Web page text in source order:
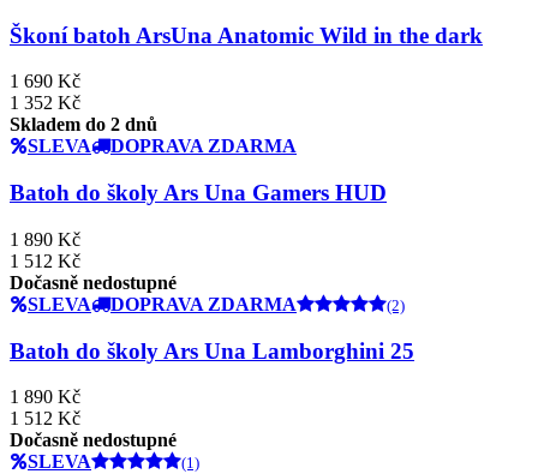
Škoní batoh ArsUna Anatomic Wild in the dark
1 690 Kč
1 352 Kč
Skladem do 2 dnů
SLEVA
DOPRAVA ZDARMA
Batoh do školy Ars Una Gamers HUD
1 890 Kč
1 512 Kč
Dočasně nedostupné
SLEVA
DOPRAVA ZDARMA (2)
Batoh do školy Ars Una Lamborghini 25
1 890 Kč
1 512 Kč
Dočasně nedostupné
SLEVA
(1)